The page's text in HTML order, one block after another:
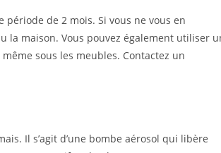
de 2 mois. Si vous ne vous en
la maison. Vous pouvez également utiliser
sous les meubles. Contactez un
Il s’agit d’une bombe aérosol qui libère